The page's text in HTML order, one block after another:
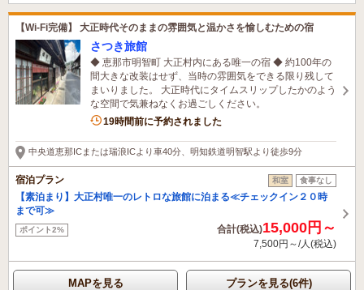
【Wi-Fi完備】 大正時代そのままの雰囲気と温かさを愉しむための宿
さつき旅館
◆ 恵那市明智町 大正村内にある唯一の宿 ◆ 約100年の
間大きな改装はせず、当時の雰囲気をできる限り残して
まいりました。 大正時代にタイムスリップしたかのよう
な空間で気兼ねなくお過ごしください。
19時間前に予約されました
中央道恵那ICまたは瑞浪ICより車40分、明知鉄道明智駅より徒歩9分
宿泊プラン 和室 食事なし
【素泊まり】大正村唯一のレトロな旅館に泊まる≪チェックイン２０時
まで可≫
ポイント2% 合計(税込)15,000円～
7,500円～/人(税込)
MAPを見る プランを見る(6件)